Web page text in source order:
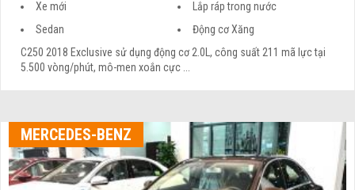
Xe mới
Lắp ráp trong nước
Sedan
Động cơ Xăng
C250 2018 Exclusive sử dụng động cơ 2.0L, công suất 211 mã lực tại
5.500 vòng/phút, mô-men xoắn cực ...
MERCEDES-BENZ